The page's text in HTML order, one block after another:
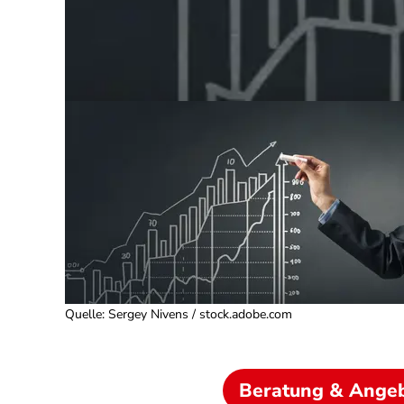
Quelle: Sergey Nivens / stock.adobe.com
Beratung &